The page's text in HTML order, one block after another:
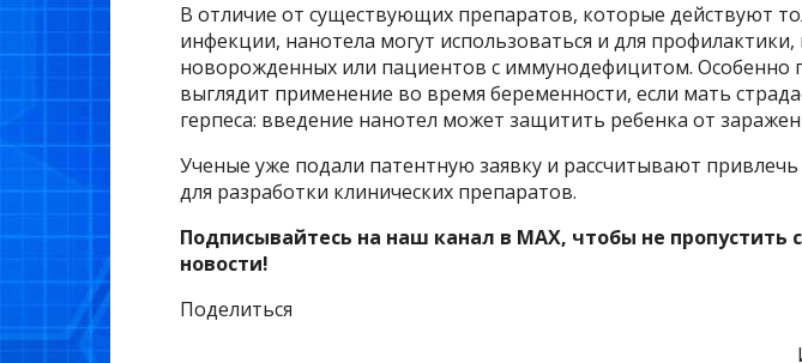
В отличие от существующих препаратов, которые действуют
инфекции, нанотела могут использоваться и для
новорожденных или пациентов с иммунодефицитом. Особенно
выглядит применение во время беременности, если мать
герпеса: введение нанотел может защитить ребенка от
Ученые уже подали патентную заявку и рассчитывают
для разработки клинических препаратов.
Подписывайтесь на наш канал в MAX, чтобы не
новости!
Поделиться